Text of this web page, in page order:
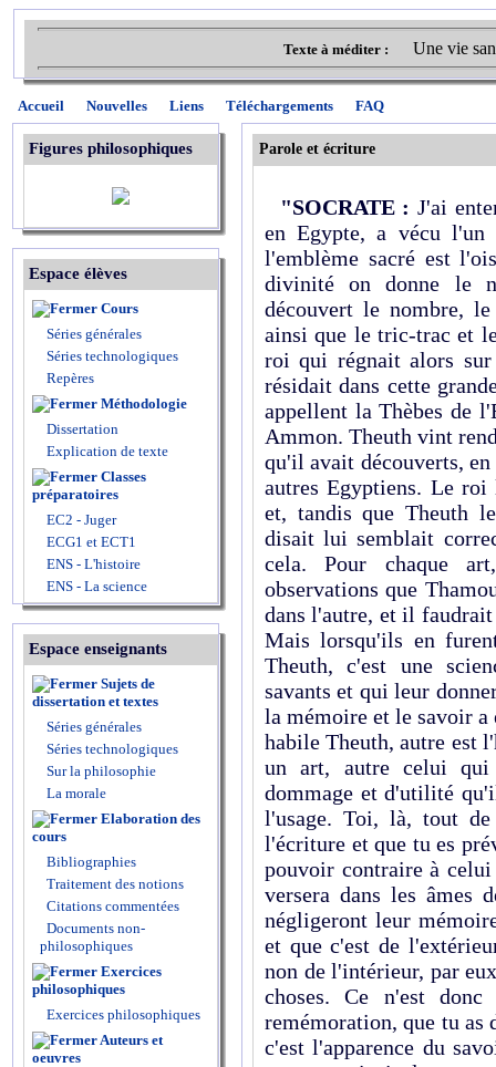
Texte à méditer : Une vie
Accueil Nouvelles Liens Téléchargements FAQ
Figures philosophiques
Espace élèves
Cours
Séries générales
Séries technologiques
Repères
Méthodologie
Dissertation
Explication de texte
Classes
préparatoires
EC2 - Juger
ECG1 et ECT1
ENS - L'histoire
ENS - La science
Espace enseignants
Sujets de
dissertation et textes
Séries générales
Séries technologiques
Sur la philosophie
La morale
Elaboration des
cours
Bibliographies
Traitement des notions
Citations commentées
Documents non-
philosophiques
Exercices
philosophiques
Exercices philosophiques
Auteurs et
oeuvres
Parole et écriture
"SOCRATE : J'ai
en Egypte, a vécu l'un
l'emblème sacré est
divinité on donne le
découvert le nombre,
ainsi que le tric-trac et
roi qui régnait alors
résidait dans cette
appellent la Thèbes de
Ammon. Theuth vint
qu'il avait découverts,
autres Egyptiens. Le
et, tandis que Theuth
disait lui semblait
cela. Pour chaque
observations que
dans l'autre, et il
Mais lorsqu'ils en
Theuth, c'est une
savants et qui leur
la mémoire et le savoir
habile Theuth, autre est
un art, autre celui qui
dommage et d'utilité
l'usage. Toi, là, tout
l'écriture et que tu es
pouvoir contraire à
versera dans les âmes
négligeront leur
et que c'est de
non de l'intérieur, par
choses. Ce n'est
remémoration, que tu as
c'est l'apparence du